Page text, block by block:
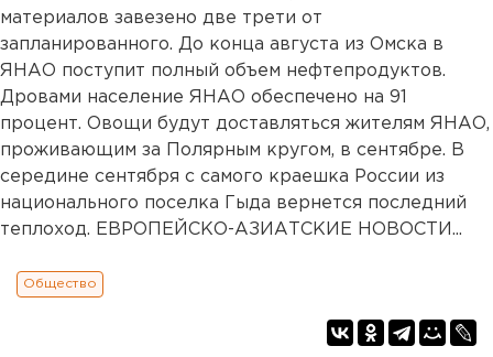
материалов завезено две трети от
запланированного. До конца августа из Омска в
ЯНАО поступит полный объем нефтепродуктов.
Дровами население ЯНАО обеспечено на 91
процент. Овощи будут доставляться жителям ЯНАО,
проживающим за Полярным кругом, в сентябре. В
середине сентября с самого краешка России из
национального поселка Гыда вернется последний
теплоход. ЕВРОПЕЙСКО-АЗИАТСКИЕ НОВОСТИ...
Общество